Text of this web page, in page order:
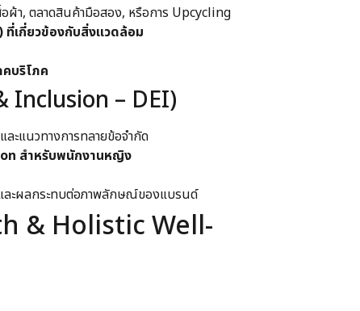
ผ้า, ตลาดสินค้ามือสอง, หรือการ Upcycling
เกี่ยวข้องกับสิ่งแวดล้อม
บริโภค
Inclusion – DEI)
ะแนวทางการทลายข้อจำกัด
สำหรับพนักงานหญิง
และผลกระทบต่อภาพลักษณ์ของแบรนด์
& Holistic Well-